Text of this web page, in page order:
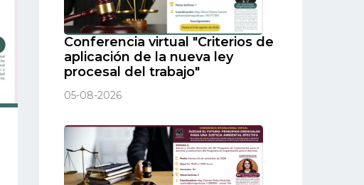
Conferencia virtual "Criterios de
aplicación de la nueva ley
procesal del trabajo"
05-08-2026